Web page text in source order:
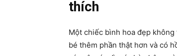
thích
Một chiếc bình hoa đẹp
bé thêm phần thật hơn và có